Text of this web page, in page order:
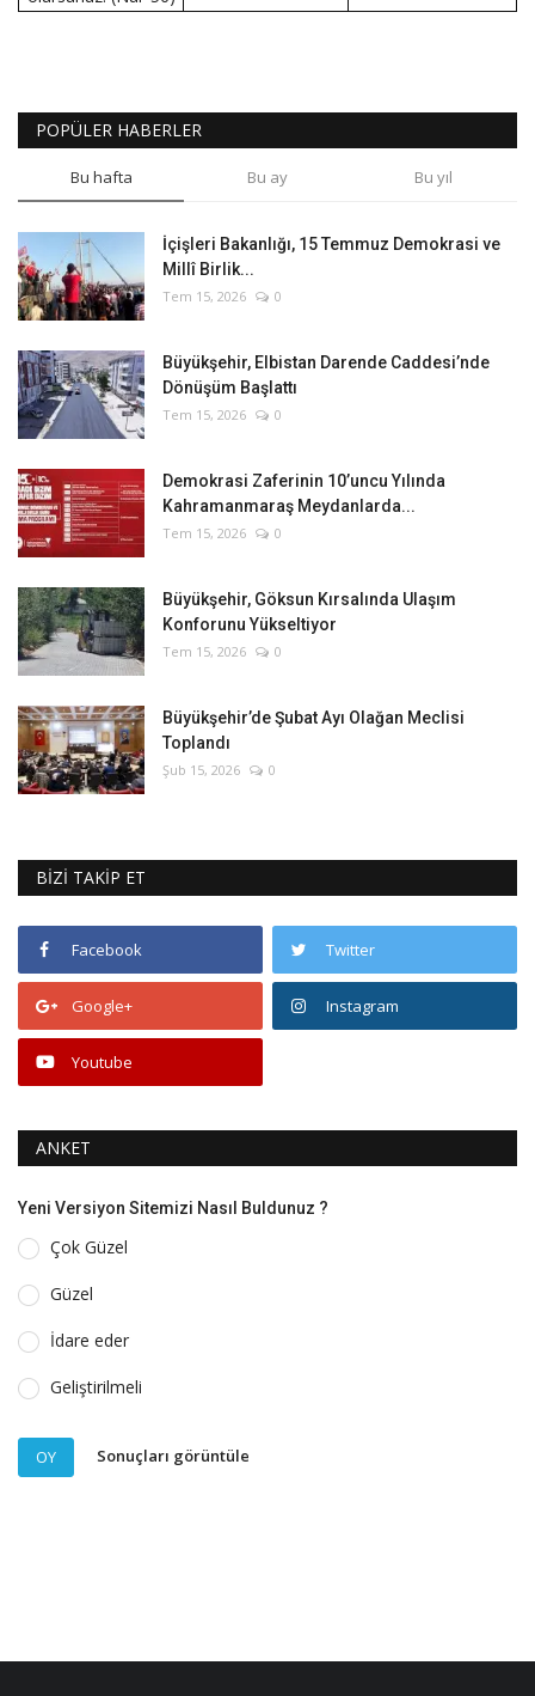
POPÜLER HABERLER
Bu hafta Bu ay Bu yıl
İçişleri Bakanlığı, 15 Temmuz Demokrasi ve
Millî Birlik...
Tem 15, 2026 0
Büyükşehir, Elbistan Darende Caddesi’nde
Dönüşüm Başlattı
Tem 15, 2026 0
Demokrasi Zaferinin 10’uncu Yılında
Kahramanmaraş Meydanlarda...
Tem 15, 2026 0
Büyükşehir, Göksun Kırsalında Ulaşım
Konforunu Yükseltiyor
Tem 15, 2026 0
Büyükşehir’de Şubat Ayı Olağan Meclisi
Toplandı
Şub 15, 2026 0
BİZİ TAKİP ET
Facebook Twitter
Google+ Instagram
Youtube
ANKET
Yeni Versiyon Sitemizi Nasıl Buldunuz ?
Çok Güzel
Güzel
İdare eder
Geliştirilmeli
OY Sonuçları görüntüle